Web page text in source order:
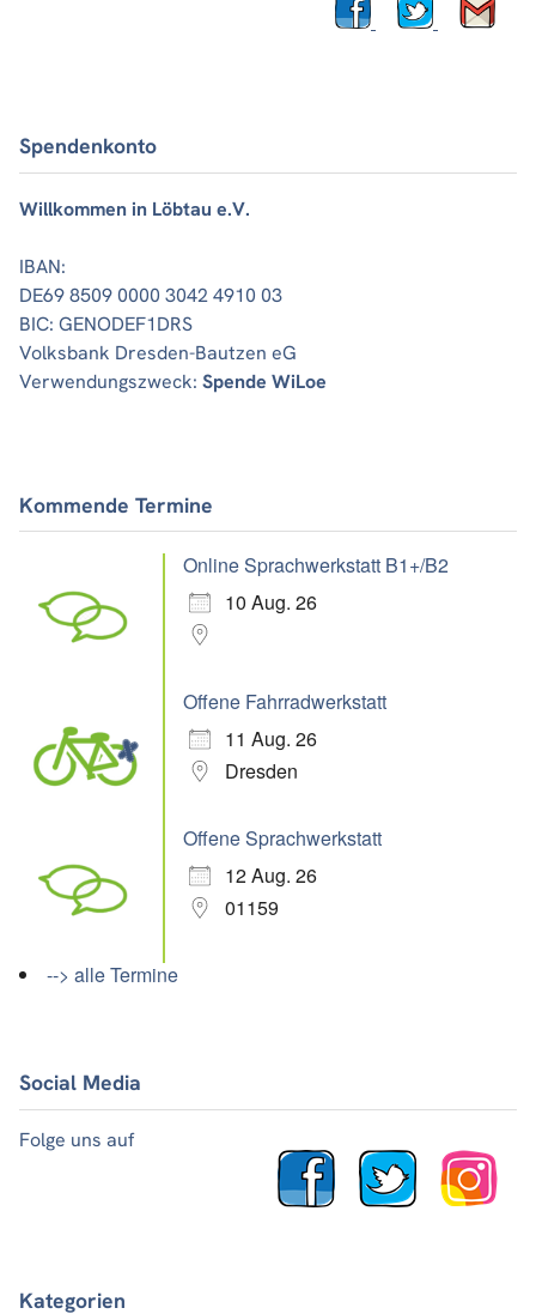
Spendenkonto
Willkommen in Löbtau e.V.
IBAN:
DE69 8509 0000 3042 4910 03
BIC: GENODEF1DRS
Volksbank Dresden-Bautzen eG
Verwendungszweck: Spende WiLoe
Kommende Termine
Online Sprachwerkstatt B1+/B2
10 Aug. 26
Offene Fahrradwerkstatt
11 Aug. 26
Dresden
Offene Sprachwerkstatt
12 Aug. 26
01159
--> alle Termine
Social Media
Folge uns auf
Kategorien